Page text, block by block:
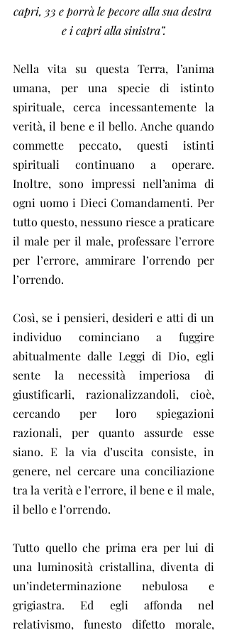
capri, 33 e porrà le pecore alla sua destra
e i capri alla sinistra”.
Nella vita su questa Terra, l’anima
umana, per una specie di istinto
spirituale, cerca incessantemente la
verità, il bene e il bello. Anche quando
commette peccato, questi istinti
spirituali continuano a operare.
Inoltre, sono impressi nell’anima di
ogni uomo i Dieci Comandamenti. Per
tutto questo, nessuno riesce a praticare
il male per il male, professare l’errore
per l’errore, ammirare l’orrendo per
l’orrendo.
Così, se i pensieri, desideri e atti di un
individuo cominciano a fuggire
abitualmente dalle Leggi di Dio, egli
sente la necessità imperiosa di
giustificarli, razionalizzandoli, cioè,
cercando per loro spiegazioni
razionali, per quanto assurde esse
siano. E la via d’uscita consiste, in
genere, nel cercare una conciliazione
tra la verità e l’errore, il bene e il male,
il bello e l’orrendo.
Tutto quello che prima era per lui di
una luminosità cristallina, diventa di
un’indeterminazione nebulosa e
grigiastra. Ed egli affonda nel
relativismo, funesto difetto morale,